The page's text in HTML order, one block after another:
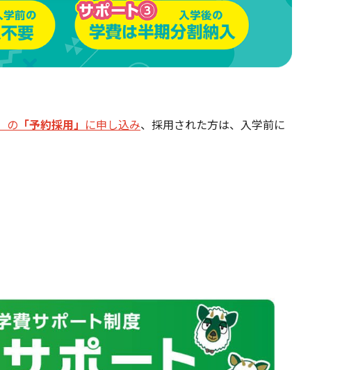
の 「予約採用」 に申し込み、採用された方は、入学前に